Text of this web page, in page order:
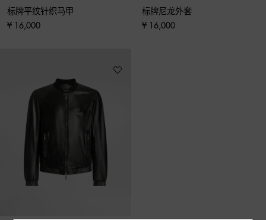
标牌平纹针织马甲
¥ 16,000
标牌尼龙外套
¥ 16,000